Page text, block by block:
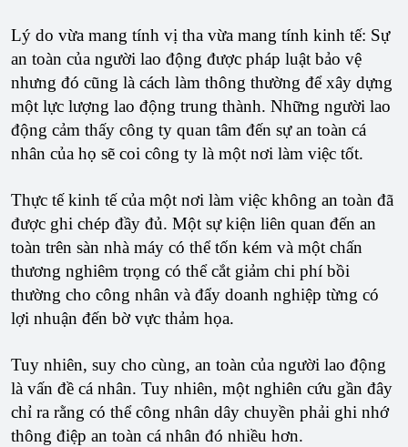
Lý do vừa mang tính vị tha vừa mang tính kinh tế: Sự
an toàn của người lao động được pháp luật bảo vệ
nhưng đó cũng là cách làm thông thường để xây dựng
một lực lượng lao động trung thành. Những người lao
động cảm thấy công ty quan tâm đến sự an toàn cá
nhân của họ sẽ coi công ty là một nơi làm việc tốt.
Thực tế kinh tế của một nơi làm việc không an toàn đã
được ghi chép đầy đủ. Một sự kiện liên quan đến an
toàn trên sàn nhà máy có thể tốn kém và một chấn
thương nghiêm trọng có thể cắt giảm chi phí bồi
thường cho công nhân và đẩy doanh nghiệp từng có
lợi nhuận đến bờ vực thảm họa.
Tuy nhiên, suy cho cùng, an toàn của người lao động
là vấn đề cá nhân. Tuy nhiên, một nghiên cứu gần đây
chỉ ra rằng có thể công nhân dây chuyền phải ghi nhớ
thông điệp an toàn cá nhân đó nhiều hơn.